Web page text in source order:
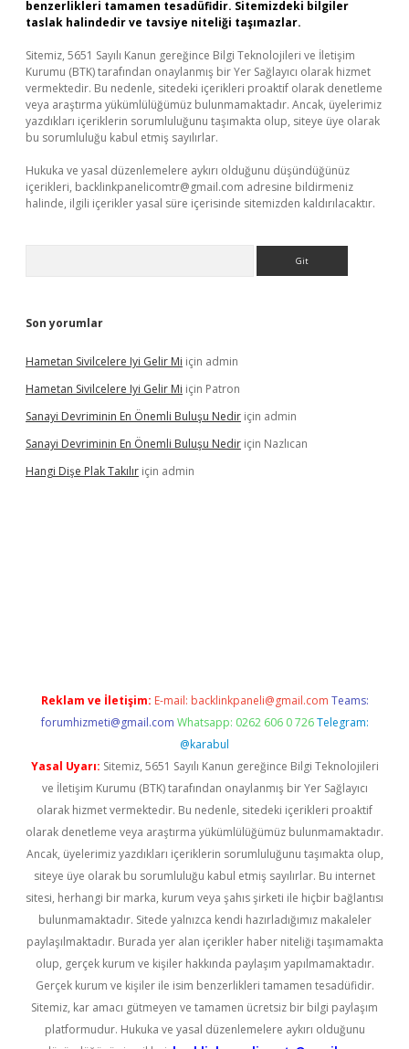
benzerlikleri tamamen tesadüfidir. Sitemizdeki bilgiler
taslak halindedir ve tavsiye niteliği taşımazlar.
Sitemiz, 5651 Sayılı Kanun gereğince Bilgi Teknolojileri ve İletişim
Kurumu (BTK) tarafından onaylanmış bir Yer Sağlayıcı olarak hizmet
vermektedir. Bu nedenle, sitedeki içerikleri proaktif olarak denetleme
veya araştırma yükümlülüğümüz bulunmamaktadır. Ancak, üyelerimiz
yazdıkları içeriklerin sorumluluğunu taşımakta olup, siteye üye olarak
bu sorumluluğu kabul etmiş sayılırlar.
Hukuka ve yasal düzenlemelere aykırı olduğunu düşündüğünüz
içerikleri, backlinkpanelicomtr@gmail.com adresine bildirmeniz
halinde, ilgili içerikler yasal süre içerisinde sitemizden kaldırılacaktır.
Son yorumlar
Hametan Sivilcelere Iyi Gelir Mi için admin
Hametan Sivilcelere Iyi Gelir Mi için Patron
Sanayi Devriminin En Önemli Buluşu Nedir için admin
Sanayi Devriminin En Önemli Buluşu Nedir için Nazlıcan
Hangi Dişe Plak Takılır için admin
Reklam ve İletişim: E-mail: backlinkpaneli@gmail.com Teams:
forumhizmeti@gmail.com Whatsapp: 0262 606 0 726 Telegram:
@karabul
Yasal Uyarı: Sitemiz, 5651 Sayılı Kanun gereğince Bilgi Teknolojileri
ve İletişim Kurumu (BTK) tarafından onaylanmış bir Yer Sağlayıcı
olarak hizmet vermektedir. Bu nedenle, sitedeki içerikleri proaktif
olarak denetleme veya araştırma yükümlülüğümüz bulunmamaktadır.
Ancak, üyelerimiz yazdıkları içeriklerin sorumluluğunu taşımakta olup,
siteye üye olarak bu sorumluluğu kabul etmiş sayılırlar. Bu internet
sitesi, herhangi bir marka, kurum veya şahıs şirketi ile hiçbir bağlantısı
bulunmamaktadır. Sitede yalnızca kendi hazırladığımız makaleler
paylaşılmaktadır. Burada yer alan içerikler haber niteliği taşımamakta
olup, gerçek kurum ve kişiler hakkında paylaşım yapılmamaktadır.
Gerçek kurum ve kişiler ile isim benzerlikleri tamamen tesadüfidir.
Sitemiz, kar amacı gütmeyen ve tamamen ücretsiz bir bilgi paylaşım
platformudur. Hukuka ve yasal düzenlemelere aykırı olduğunu